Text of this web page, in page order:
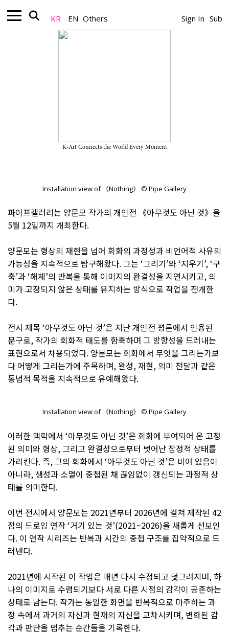
KR EN Others Sign In Sub
K-Art Connects the World Every Moment
Installation view of 《Nothing》 © Pipe Gallery
파이프갤러리는 양문모 작가의 개인전 《아무것도 아닌 것》을
5월 12일까지 개최한다.
양문모는 형상의 재현을 넘어 회화의 과정성과 비언어적 사유의
가능성을 지속적으로 탐구해왔다. 그는 ‘그리기’와 ‘지우기’, ‘구
축’과 ‘해체’의 반복을 통해 이미지의 완결성을 지연시키고, 의
미가 고정되지 않은 상태를 유지하는 방식으로 작업을 전개한
다.
전시 제목 ‘아무것도 아닌 것’은 지난 개인전 평론에서 인용된
문구로, 작가의 회화적 태도를 함축하며 그 방향성을 드러내는
표현으로서 차용되었다. 양문모는 회화에서 무엇을 그리는가보
다 어떻게 그리는가에 주목하며, 완성, 재현, 의미 전달과 같은
통념적 목적을 지속적으로 유예해왔다.
Installation view of 《Nothing》 © Pipe Gallery
이러한 맥락에서 ‘아무것도 아닌 것’은 회화에 부여되어 온 고정
된 의미와 형상, 그리고 완결성으로부터 벗어난 잠정적 상태를
가리킨다. 즉, 그의 회화에서 ‘아무것도 아닌 것’은 비어 있음이
아니라, 생성과 소멸이 중첩된 채 끊임없이 갱신되는 과정적 상
태를 의미한다.
이번 전시에서 양문모는 2021년부터 2026년에 걸쳐 제작된 42
점의 드로잉 연작 ‘거기 있는 것’(2021~2026)을 새롭게 선보인
다. 이 연작 시리즈는 반복과 시간의 중첩 구조를 집약적으로 드
러낸다.
2021년에 시작된 이 작업은 매년 다시 수정되고 덧그려지며, 하
나의 이미지로 수렴되기보다 서로 다른 시점의 감각이 공존하는
상태로 남는다. 작가는 동일한 화면을 반복적으로 마주하는 과
정 속에서 과거의 자신과 현재의 자신을 교차시키며, 변화된 감
각과 판단을 멈추는 순간들을 기록한다.